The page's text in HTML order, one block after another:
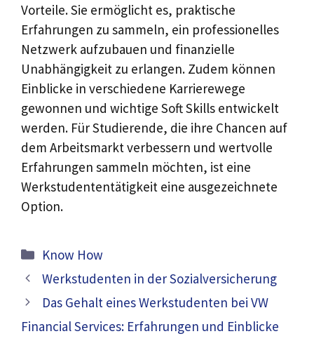
Vorteile. Sie ermöglicht es, praktische
Erfahrungen zu sammeln, ein professionelles
Netzwerk aufzubauen und finanzielle
Unabhängigkeit zu erlangen. Zudem können
Einblicke in verschiedene Karrierewege
gewonnen und wichtige Soft Skills entwickelt
werden. Für Studierende, die ihre Chancen auf
dem Arbeitsmarkt verbessern und wertvolle
Erfahrungen sammeln möchten, ist eine
Werkstudententätigkeit eine ausgezeichnete
Option.
Kategorien
Know How
Werkstudenten in der Sozialversicherung
Das Gehalt eines Werkstudenten bei VW
Financial Services: Erfahrungen und Einblicke